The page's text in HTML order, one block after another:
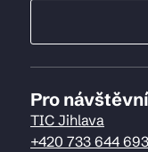
Pro
TIC Jihlava
+420 733 644 693